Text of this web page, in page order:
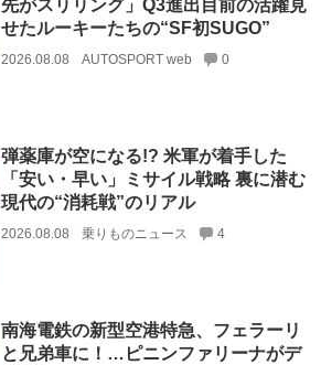
先がスリリング」Q3進出目前の活躍見
せたルーキーたちの“SF初SUGO”
2026.08.08 AUTOSPORT web 0
弾薬庫が空になる!? 米軍が着手した
「安い・早い」ミサイル戦略 裏に潜む
現代の“消耗戦”のリアル
2026.08.08 乗りものニュース 4
南海電鉄の新型空港特急、フェラーリ
と兄弟車に！…ピニンファリーナがデ